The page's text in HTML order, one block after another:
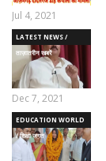
Jul 4, 2021
LATEST NEWS /
ताज़ातरीन खबरें
Dec 7, 2021
EDUCATION WORLD
/ शिक्षा जगत